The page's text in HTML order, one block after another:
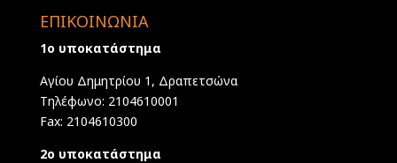
ΕΠΙΚΟΙΝΩΝΙΑ
1ο υποκατάστημα
Αγίου Δημητρίου 1, Δραπετσώνα
Τηλέφωνο: 2104610001
Fax: 2104610300
2ο υποκατάστημα